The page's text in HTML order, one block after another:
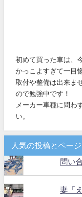
初めて買った車は、
かっこよすぎて一目
取付や整備は出来ま
ので勉強中です！
メーカー車種に問わ
い。
人気の投稿とページ
問い
妻「